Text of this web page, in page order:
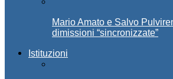
Mario Amato e Salvo
dimissioni “sincronizzate”
Istituzioni